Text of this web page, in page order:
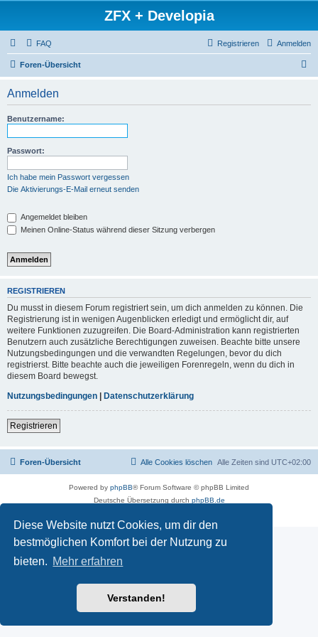
Diese Website nutzt Cookies, um dir den
bestmöglichen Komfort bei der Nutzung zu
bieten. Mehr erfahren
Verstanden!
ZFX + Developia
FAQ Anmelden
Registrieren
Foren-Übersicht
Anmelden
Benutzername:
Passwort:
Ich habe mein Passwort vergessen
Die Aktivierungs-E-Mail erneut senden
Angemeldet bleiben
Meinen Online-Status während dieser Sitzung verbergen
REGISTRIEREN
Du musst in diesem Forum registriert sein, um dich anmelden zu können. Die
Registrierung ist in wenigen Augenblicken erledigt und ermöglicht dir, auf
weitere Funktionen zuzugreifen. Die Board-Administration kann registrierten
Benutzern auch zusätzliche Berechtigungen zuweisen. Beachte bitte unsere
Nutzungsbedingungen und die verwandten Regelungen, bevor du dich
registrierst. Bitte beachte auch die jeweiligen Forenregeln, wenn du dich in
diesem Board bewegst.
Nutzungsbedingungen | Datenschutzerklärung
Registrieren
Foren-Übersicht Alle Zeiten sind UTC+02:00
Alle Cookies löschen
Powered by phpBB® Forum Software © phpBB Limited
Deutsche Übersetzung durch phpBB.de